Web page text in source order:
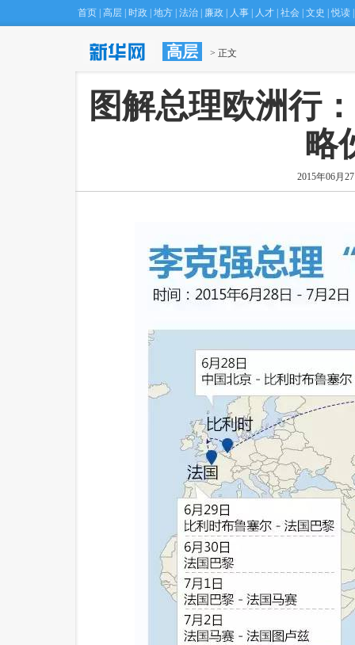
首页 高层 时政 地方 法治 廉政 人事 人才 社会 文史 悦读
高层 > 正文
·汪洋与巴西副总统特梅尔共同主持中巴高委会第四
图解总理欧洲行
略
2015年06月